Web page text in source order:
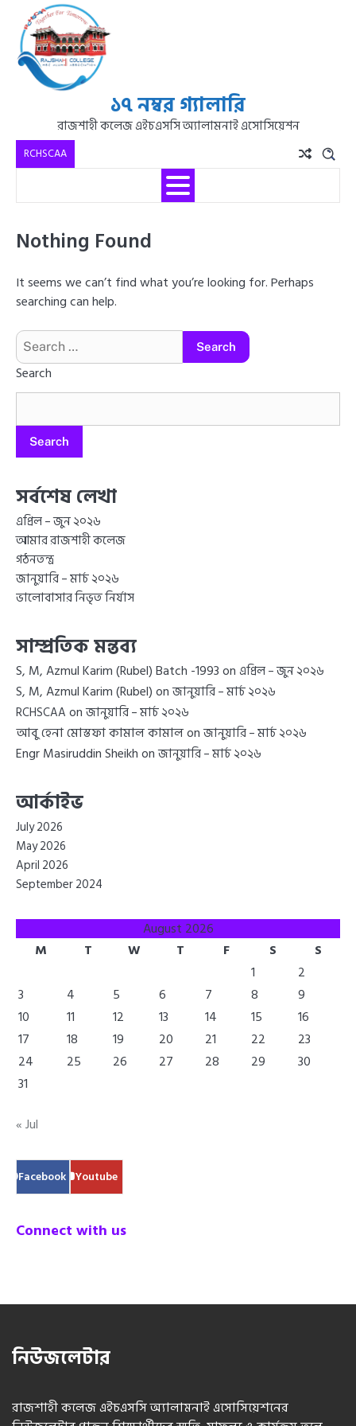
RCHSCAA
১৭ নম্বর গ্যালারি
রাজশাহী কলেজ এইচএসসি অ্যালামনাই এসোসিয়েশন
Nothing Found
It seems we can’t find what you’re looking for. Perhaps
searching can help.
Search
Search
সর্বশেষ লেখা
এপ্রিল – জুন ২০২৬
আমার রাজশাহী কলেজ
গঠনতন্ত্র
জানুয়ারি – মার্চ ২০২৬
ভালোবাসার নিভৃত নির্যাস
সাম্প্রতিক মন্তব্য
S, M, Azmul Karim (Rubel) Batch -1993on এপ্রিল – জুন ২০২৬
S, M, Azmul Karim (Rubel)onজানুয়ারি – মার্চ ২০২৬
RCHSCAA onজানুয়ারি – মার্চ ২০২৬
আবু হেনা মোস্তফা কামাল কামালonজানুয়ারি – মার্চ ২০২৬
Engr Masiruddin Sheikhonজানুয়ারি – মার্চ ২০২৬
আর্কাইভ
July 2026
May 2026
April 2026
September 2024
August 2026
M
T W T F S
S
1
2
3
4 5 6 7 8
9
10
11 12 13 14 15
16
17
18 19 20 21 22
23
24
25 26 27 28 29
30
31
« Jul
Facebook Youtube
Connect with us
নিউজলেটার
রাজশাহী কলেজ এইচএসসি অ্যালামনাই এসোসিয়েশনের